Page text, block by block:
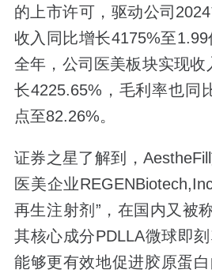
的上市许可，驱动公司
收入同比增长4175%至
全年，公司医美板块实现收
长4225.65%，毛利率也同
点至82.26%。
证券之星了解到，
医美企业
再生注射剂”，在国内又被
其核心成分PDLLA微球即
能够更有效地促进胶原蛋